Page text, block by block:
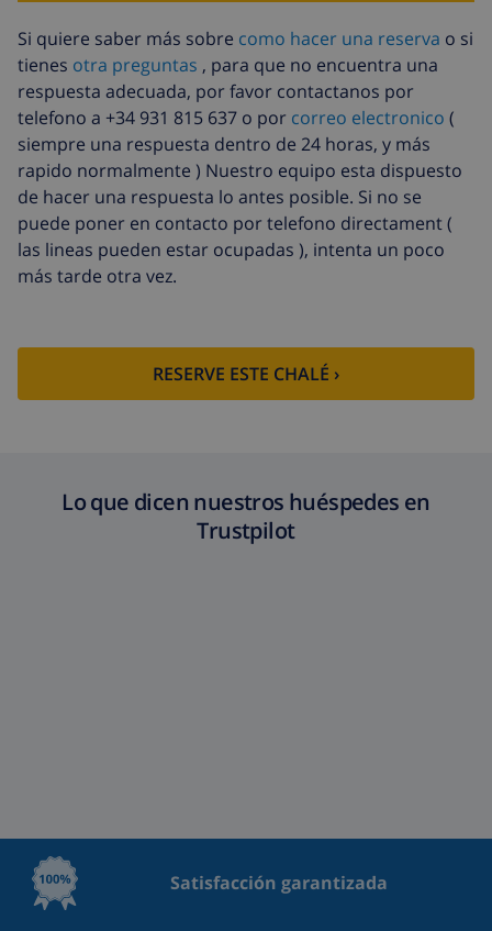
Si quiere saber más sobre como hacer una reserva o si
tienes otra preguntas , para que no encuentra una
respuesta adecuada, por favor contactanos por
telefono a +34 931 815 637 o por correo electronico (
siempre una respuesta dentro de 24 horas, y más
rapido normalmente ) Nuestro equipo esta dispuesto
de hacer una respuesta lo antes posible. Si no se
puede poner en contacto por telefono directament (
las lineas pueden estar ocupadas ), intenta un poco
más tarde otra vez.
RESERVE ESTE CHALÉ ›
Lo que dicen nuestros huéspedes en
Trustpilot
Satisfacción garantizada